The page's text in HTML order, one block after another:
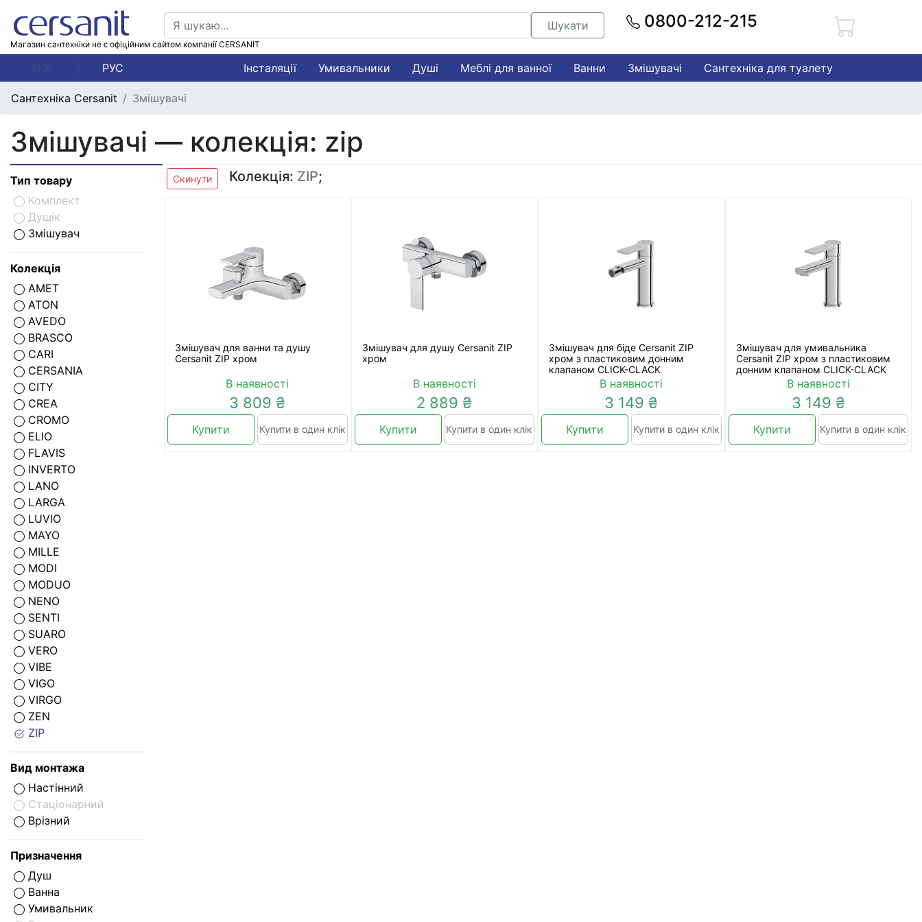
Магазин сантехніки не є офіційним сайтом компанії CERSANIT
Шукати 0800-212-215
РУС Інсталяції Умивальники Душі Меблі для ванної Ванни Змішувачі Сантехніка для туалету
Сантехніка Cersanit Змішувачі
Змішувачі — колекція: zip
Тип товару
Комплект
Душік
Змішувач
Колекція
AMET
ATON
AVEDO
BRASCO
CАRI
CERSANIA
CITY
CREA
CROMO
ELIO
FLAVIS
INVERTO
LANO
LARGA
LUVIO
MAYO
MILLE
MODI
MODUO
NENO
SENTI
SUARO
VERO
VIBE
VIGO
VIRGO
ZEN
ZIP
Вид монтажа
Настінний
Стаціонарний
Врізний
Призначення
Душ
Ванна
Умивальник
Скинути Колекція: ZIP;
Змішувач для ванни та душу
Cersanit ZIP хром
В наявності
3 809 ₴
Купити Купити в один клік
Змішувач для душу Cersanit ZIP
хром
В наявності
2 889 ₴
Купити Купити в один клік
Змішувач для біде Cersanit ZIP
хром з пластиковим донним
клапаном CLICK-CLACK
В наявності
3 149 ₴
Купити Купити в один клік
Змішувач для умивальника
Cersanit ZIP хром з пластиковим
донним клапаном CLICK-CLACK
В наявності
3 149 ₴
Купити Купити в один клік